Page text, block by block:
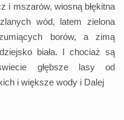
i mszarów, wiosną błękitna
wód, latem zielona
borów, a zimą
biała. I chociaż są
głębsze lasy od
i większe wody i Dalej